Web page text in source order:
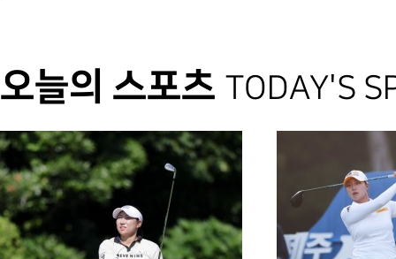
오늘의 스포츠 TODAY'S